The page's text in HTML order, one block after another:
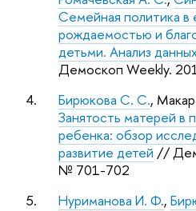
Семейная политика в
рождаемостью и
детьми. Анализ
Демоскоп Weekly.
4.
Бирюкова С. С.,
Занятость матерей в
ребенка: обзор
развитие детей //
№ 701-702
5.
Нуриманова И. Ф.,